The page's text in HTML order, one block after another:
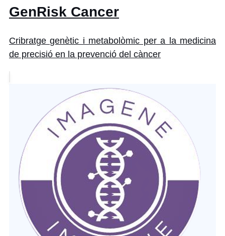
GenRisk Cancer
Cribratge genètic i metabolòmic per a la medicina
de precisió en la prevenció del càncer